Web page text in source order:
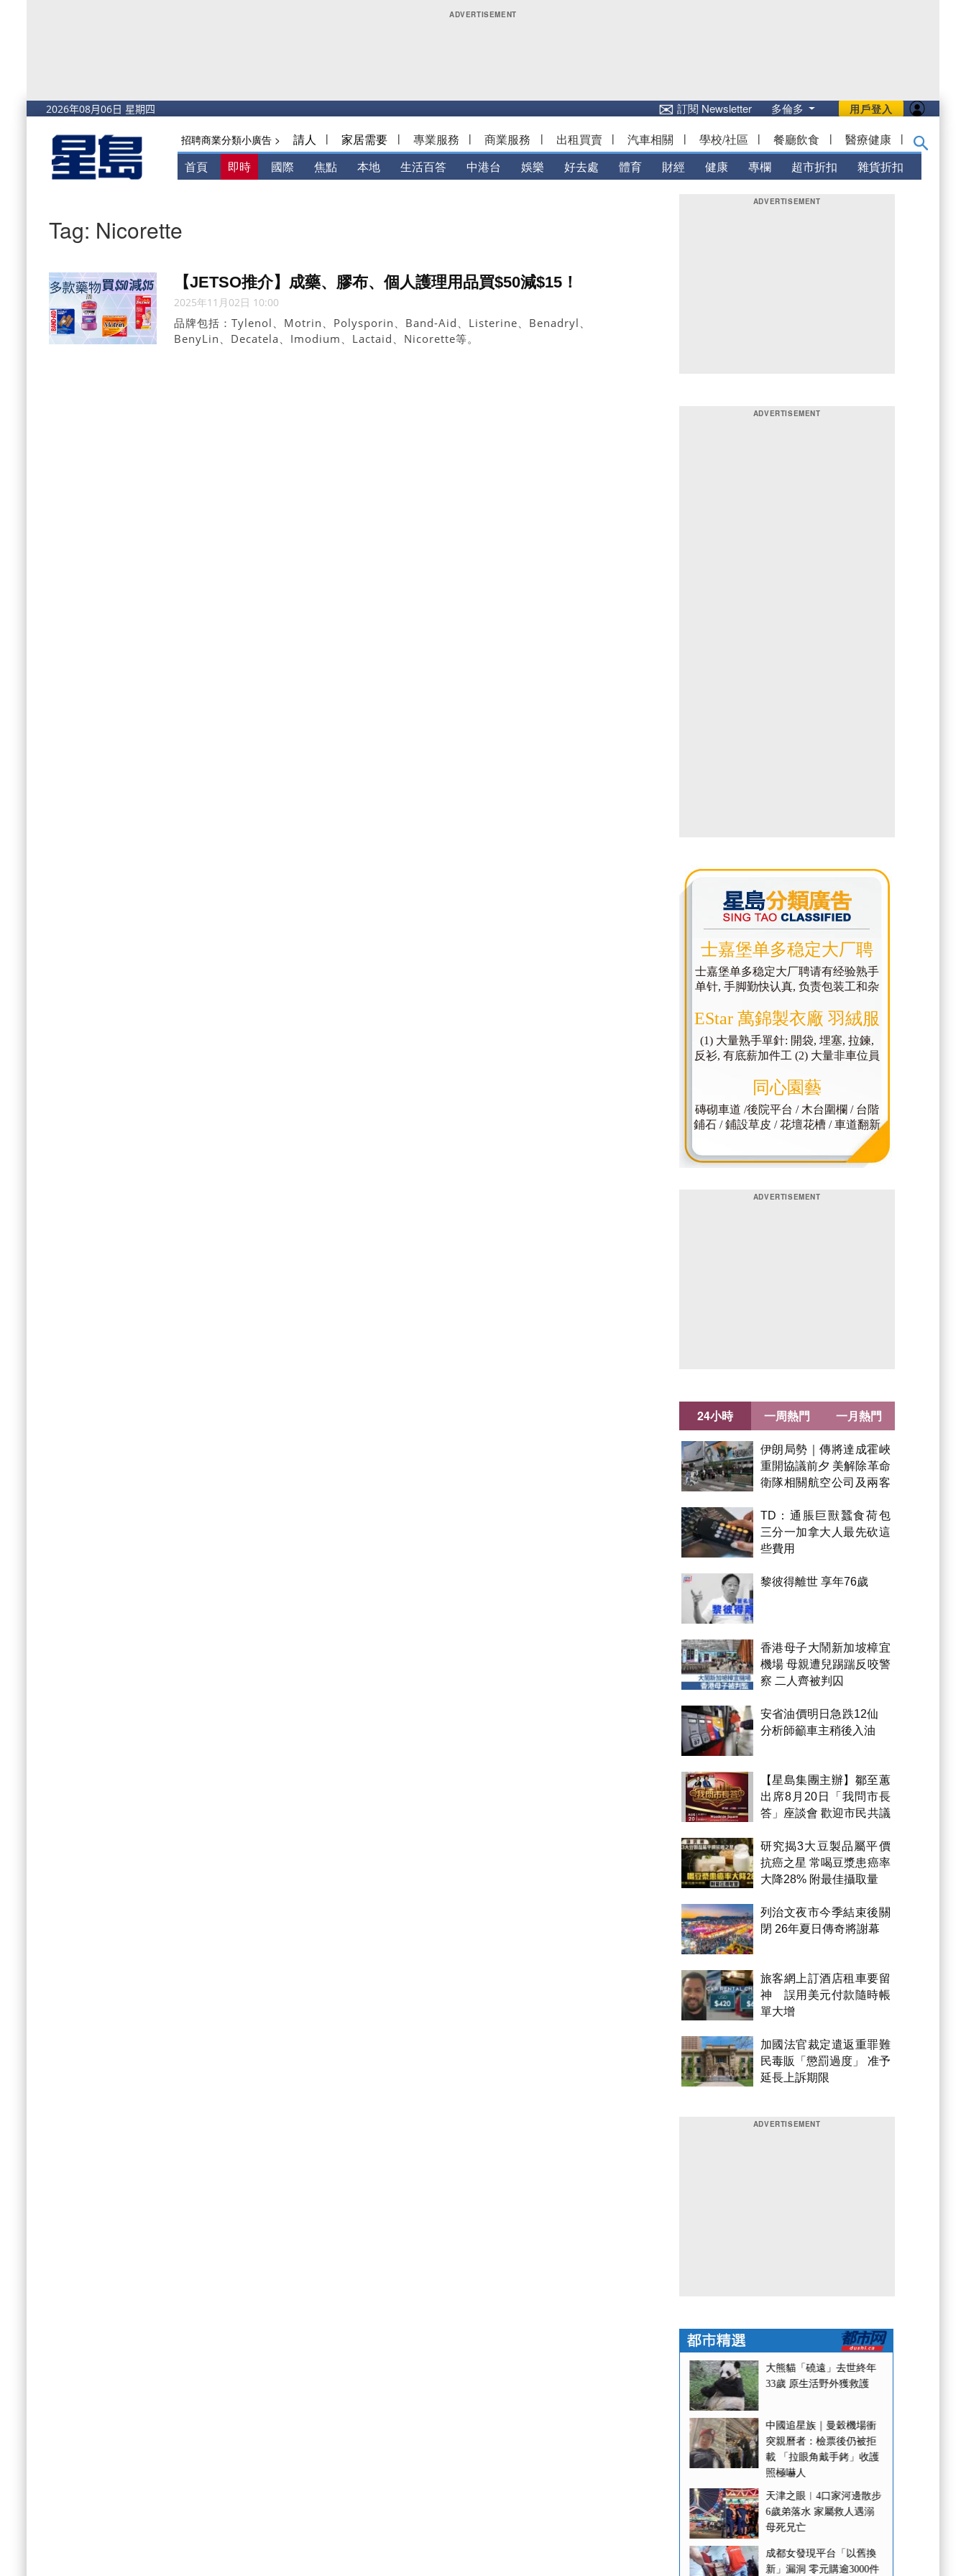
用戶登入
✉訂閱 Newsletter 多倫多
招聘商業分類小廣告 > 請人 | 家居需要 | 專業服務 | 商業服務 | 出租買賣 | 汽車相關 | 學校/社區 | 餐廳飲食 | 醫療健康 |
首頁 即時 國際 焦點 本地 生活百答 中港台 娛樂 好去處 體育 財經 健康 專欄 超市折扣 雜貨折扣
Tag: Nicorette
【JETSO推介】成藥、膠布、個人護理用品買$50減$15！
2025年11月02日 10:00
品牌包括：Tylenol、Motrin、Polysporin、Band-Aid、Listerine、Benadryl、
BenyLin、Decatela、Imodium、Lactaid、Nicorette等。
24小時
伊朗局勢｜傳將達成霍峽
重開協議前夕 美解除革命
衛隊相關航空公司及兩客
TD：通脹巨獸蠶食荷包
三分一加拿大人最先砍這
些費用
黎彼得離世 享年76歲
香港母子大鬧新加坡樟宜
機場 母親遭兒踢踹反咬警
察 二人齊被判囚
安省油價明日急跌12仙
分析師籲車主稍後入油
【星島集團主辦】鄒至蕙
出席8月20日「我問市長
答」座談會 歡迎市民共議
研究揭3大豆製品屬平價
抗癌之星 常喝豆漿患癌率
大降28% 附最佳攝取量
列治文夜市今季結束後關
閉 26年夏日傳奇將謝幕
旅客網上訂酒店租車要留
神 誤用美元付款隨時帳
單大增
加國法官裁定遣返重罪難
民毒販「懲罰過度」 准予
延長上訴期限
一周熱門 一月熱門